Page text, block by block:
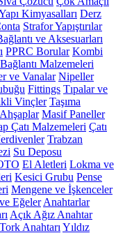
Kimyasalları Derz
Strafor Yapıştırılar
ve Aksesuarları
PPRC Borular Kombi
Malzemeleri
ve Vanalar Nipeller
Fittings Tıpalar ve
Vinçler Taşıma
Ahşaplar Masif Paneller
Çatı Malzemeleri Çatı
Trabzan
Su Deposu
El Aletleri Lokma ve
Kesici Grubu Pense
Mengene ve İşkenceler
Eğeler Anahtarlar
Açık Ağız Anahtar
Tork Anahtarı Yıldız